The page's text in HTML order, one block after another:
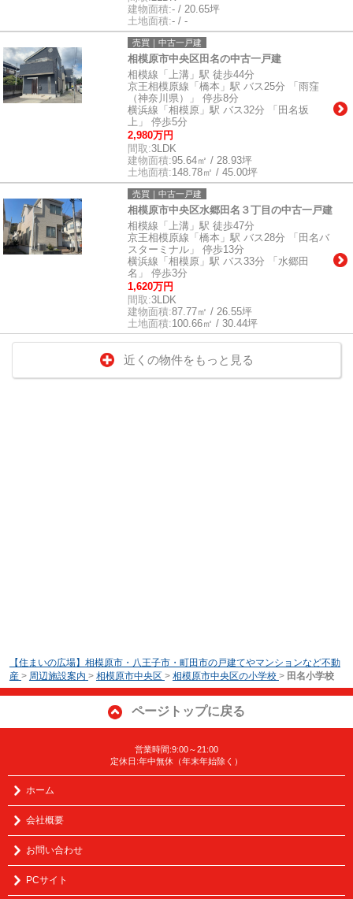
建物面積:- / 20.65坪
土地面積:- / -
売買｜中古一戸建
相模原市中央区田名の中古一戸建
相模線「上溝」駅 徒歩44分
京王相模原線「橋本」駅 バス25分 「雨窪
（神奈川県）」 停歩8分
横浜線「相模原」駅 バス32分 「田名坂
上」 停歩5分
2,980万円
間取:3LDK
建物面積:95.64㎡ / 28.93坪
土地面積:148.78㎡ / 45.00坪
売買｜中古一戸建
相模原市中央区水郷田名３丁目の中古一戸建
相模線「上溝」駅 徒歩47分
京王相模原線「橋本」駅 バス28分 「田名バ
スターミナル」 停歩13分
横浜線「相模原」駅 バス33分 「水郷田
名」 停歩3分
1,620万円
間取:3LDK
建物面積:87.77㎡ / 26.55坪
土地面積:100.66㎡ / 30.44坪
近くの物件をもっと見る
【住まいの広場】相模原市・八王子市・町田市の戸建てやマンションなど不動
産 > 周辺施設案内 > 相模原市中央区 > 相模原市中央区の小学校 > 田名小学校
ページトップに戻る
営業時間:9:00～21:00
定休日:年中無休（年末年始除く）
ホーム
会社概要
お問い合わせ
PCサイト